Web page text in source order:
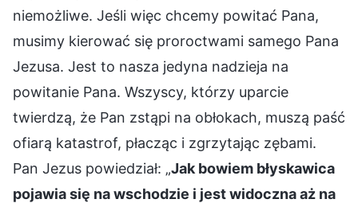
niemożliwe. Jeśli więc chcemy powitać Pana,
musimy kierować się proroctwami samego Pana
Jezusa. Jest to nasza jedyna nadzieja na
powitanie Pana. Wszyscy, którzy uparcie
twierdzą, że Pan zstąpi na obłokach, muszą paść
ofiarą katastrof, płacząc i zgrzytając zębami.
Pan Jezus powiedział: „Jak bowiem błyskawica
pojawia się na wschodzie i jest widoczna aż na